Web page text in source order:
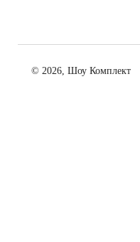
© 2026, Шоу Комплект